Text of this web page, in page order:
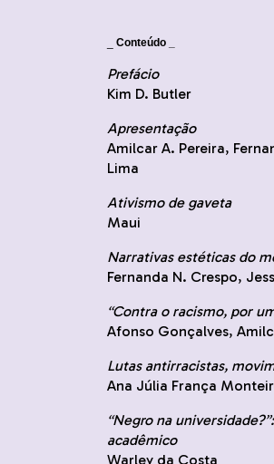
Conteúdo _
Prefácio
Kim D. Butler
Apresentação
Amilcar A. Pereira,
Lima
Ativismo de gaveta
Maui
Narrativas estéticas do
Fernanda N. Crespo,
“Contra o racismo, por
Afonso Gonçalves,
Lutas antirracistas,
Ana Júlia França
“Negro na
acadêmico
Warley da Costa